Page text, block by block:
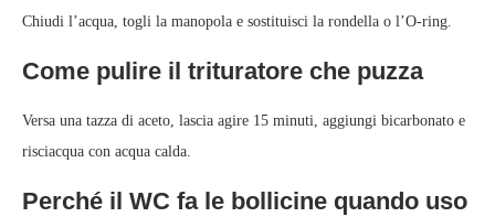
Chiudi l’acqua, togli la manopola e sostituisci la rondella o l’O-ring.
Come pulire il trituratore che puzza
Versa una tazza di aceto, lascia agire 15 minuti, aggiungi bicarbonato e
risciacqua con acqua calda.
Perché il WC fa le bollicine quando uso